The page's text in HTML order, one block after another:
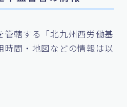
管轄する「北九州西労働基
時間・地図などの情報は以